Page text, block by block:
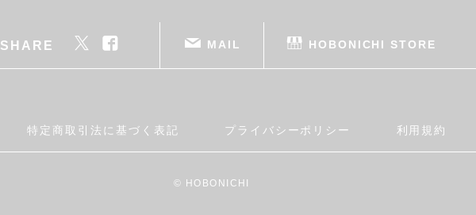
SHARE MAIL HOBONICHI STORE
特定商取引法に基づく表記 プライバシーポリシー 利用規約
© HOBONICHI